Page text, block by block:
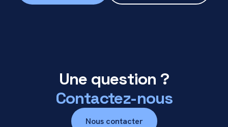
Une question ?
Contactez-nous
Nous contacter